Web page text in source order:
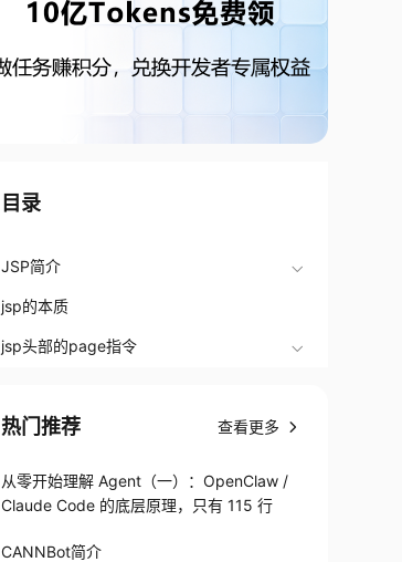
目录
JSP简介
jsp的本质
jsp头部的page指令
热门推荐 查看更多
从零开始理解 Agent（一）：OpenClaw /
Claude Code 的底层原理，只有 115 行
CANNBot简介